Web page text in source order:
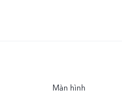
Màn hình